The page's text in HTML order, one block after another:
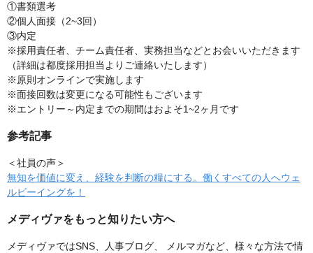
①書類選考
②個人面接（2~3回）
③内定
※採用責任者、チーム責任者、実務担当などとお会いいただきます
（詳細は都度採用担当よりご連絡いたします）
※原則オンラインで実施します
※面接回数は変更になる可能性もございます
※エントリー～内定までの期間はおよそ1~2ヶ月です
参考記事
＜社員の声＞
無知を価値に変え、経験を判断の糧にする。働くすべての人へウェ
ルビーイングを！
メディヴァをもっと知りたい方へ
メディヴァではSNS、人事ブログ、 メルマガなど、様々な方法で情